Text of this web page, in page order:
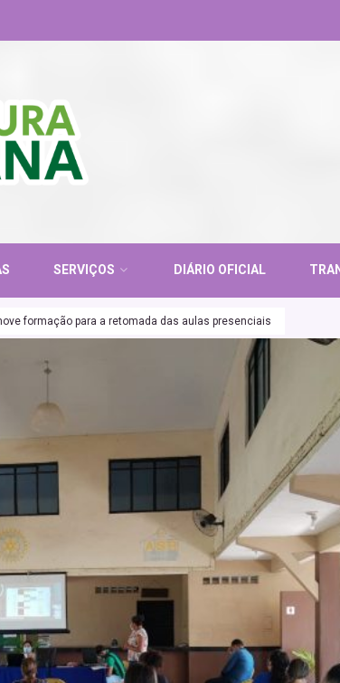
SERVIÇOS DIÁRIO OFICIAL
formação para a retomada das aulas presenciais